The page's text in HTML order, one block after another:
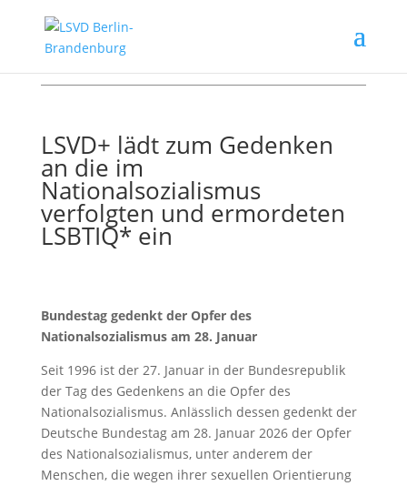
LSVD+ lädt zum Gedenken
an die im
Nationalsozialismus
verfolgten und ermordeten
LSBTIQ* ein
Bundestag gedenkt der Opfer des
Nationalsozialismus am 28. Januar
Seit 1996 ist der 27. Januar in der Bundesrepublik
der Tag des Gedenkens an die Opfer des
Nationalsozialismus. Anlässlich dessen gedenkt der
Deutsche Bundestag am 28. Januar 2026 der Opfer
des Nationalsozialismus, unter anderem der
Menschen, die wegen ihrer sexuellen Orientierung